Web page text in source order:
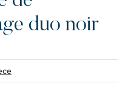
duo noir